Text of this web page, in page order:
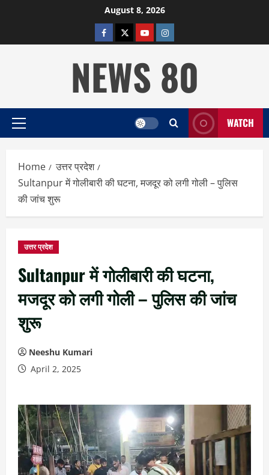
August 8, 2026
facebooktwitterYOUTUBE
instagram
NEWS 80
Primary
WATCH
Home
उत्तर प्रदेश
Sultanpur में गोलीबारी की घटना, मजदूर को लगी गोली – पुलिस
की जांच शुरू
उत्तर प्रदेश
Sultanpur में गोलीबारी की घटना,
मजदूर को लगी गोली – पुलिस की जांच
शुरू
Neeshu Kumari
April 2, 2025